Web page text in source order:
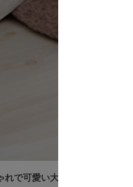
れで可愛い大理石柄のデザイ